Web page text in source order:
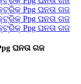
ଘନତା ଗଜ